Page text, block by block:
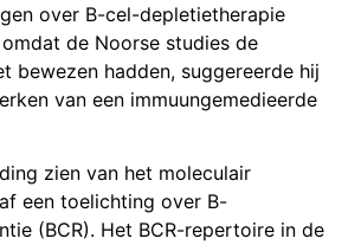
over B-cel-depletietherapie
de Noorse studies de
bewezen hadden, suggereerde hij
van een immuungemedieerde
zien van het moleculair
een toelichting over B-
(BCR). Het BCR-repertoire in de